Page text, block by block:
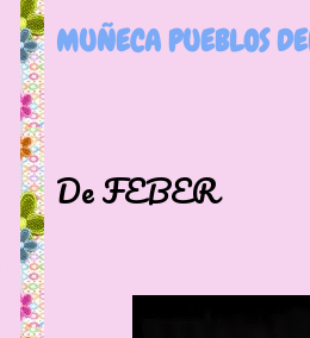
MUÑECA PUEBLOS
De FEBER